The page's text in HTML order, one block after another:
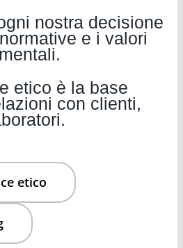
nostra decisione
e i valori
etico è la base
con clienti,
etico